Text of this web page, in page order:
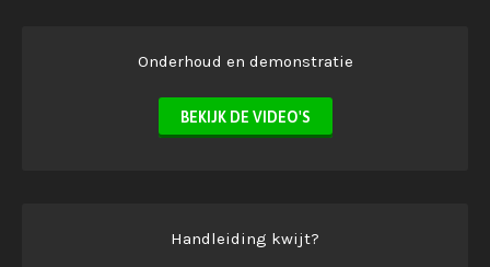
Onderhoud en demonstratie
BEKIJK DE VIDEO'S
Handleiding kwijt?